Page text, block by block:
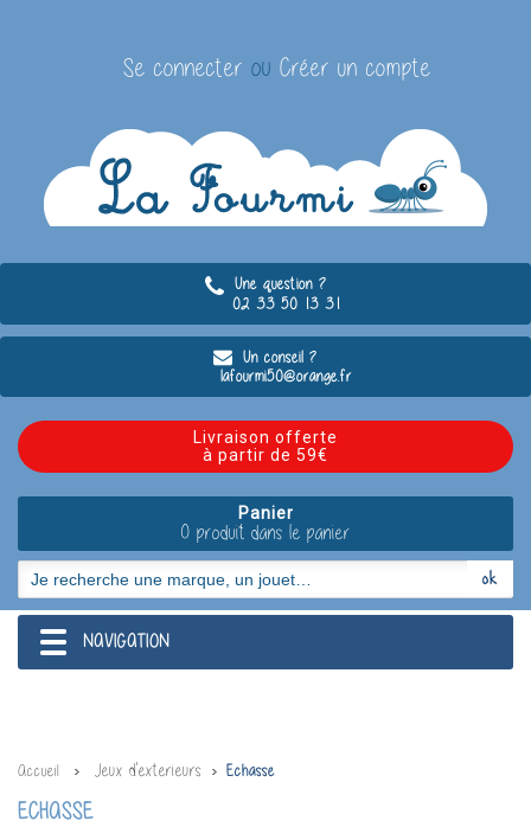
Se connecter ou Créer un compte
Une question ?
02 33 50 13 31
Un conseil ?
lafourmi50@orange.fr
Livraison offerte
à partir de 59€
Panier
0 produit dans le panier
navigation
NAVIGATION
Accueil Jeux d'exterieurs Echasse
ECHASSE